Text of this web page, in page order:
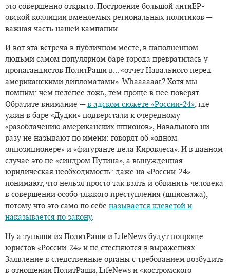
это совершенно открыто. Построение большой антиЕР-
овской коалиции вменяемых региональных политиков —
важная часть нашей кампании.
И вот эта встреча в публичном месте, в наполненном
людьми самом популярном баре города превратилась у
пропагандистов ПолитРаши в... «отчет Навального перед
американскими дипломатами». Whaaaaaat? Хотя мы
помним: чем нелепее ложь, тем проще в нее поверят.
Обратите внимание —в адском сюжете «России-24», где
ужин в баре «Дудки» подверстали к очередному
«разоблачению американских шпионов», Навального ни
разу не называют по имени: говорят об «одном
оппозиционере» и «фигуранте дела Кировлеса». И в данном
случае это не «синдром Путина», а вынужденная
юридическая необходимость: даже на «России-24»
понимают, что нельзя просто так взять и обвинить человека
в совершении особо тяжкого преступления (шпионажа),
потому что это само по себе называется клеветой и
наказывается по закону.
Ну а тупыши из ПолитРаши и LifeNews будут попроще
юристов «России-24» и не стесняются в выражениях.
Заявление в следственные органы с требованием возбудить
в отношении ПолитРаши, LifeNews и «костромского